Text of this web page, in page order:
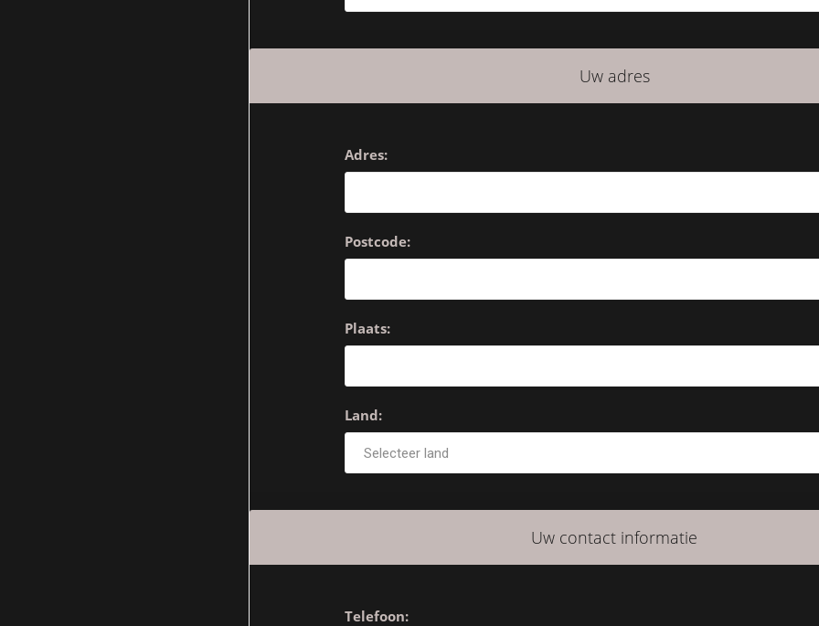
Uw adres
Adres:
Postcode:
Plaats:
Land:
Uw contact informatie
Telefoon: